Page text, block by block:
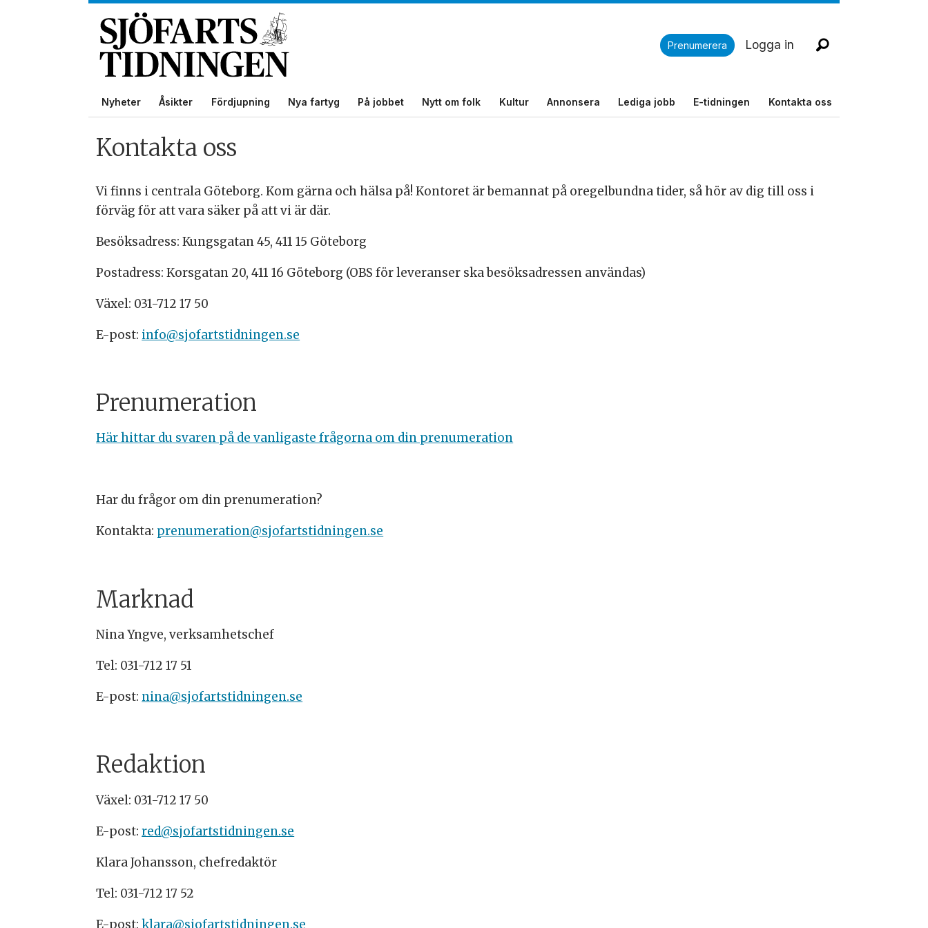
Prenumerera Logga in
Nyheter Åsikter Fördjupning Nya fartyg På jobbet Nytt om folk Kultur Annonsera Lediga jobb E-tidningen Kontakta oss
KontaktaKontakta oss
Vi finns i centrala Göteborg. Kom gärna och hälsa på! Kontoret är bemannat på oregelbundna tider, så hör av dig till oss i
förväg för att vara säker på att vi är där.
Besöksadress: Kungsgatan 45, 411 15 Göteborg
Postadress: Korsgatan 20, 411 16 Göteborg (OBS för leveranser ska besöksadressen användas)
Växel: 031-712 17 50
E-post: info@sjofartstidningen.se
Prenumeration
Här hittar du svaren på de vanligaste frågorna om din prenumeration
Har du frågor om din prenumeration?
Kontakta: prenumeration@sjofartstidningen.se
Marknad
Nina Yngve, verksamhetschef
Tel: 031-712 17 51
E-post: nina@sjofartstidningen.se
Redaktion
Växel: 031-712 17 50
E-post:red@sjofartstidningen.se
Klara Johansson, chefredaktör
Tel: 031-712 17 52
E-post:klara@sjofartstidningen.se